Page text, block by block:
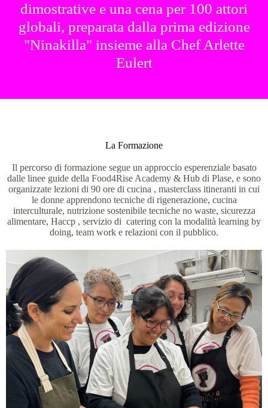
dimostrative e una cena per 100 attori
globali, preparata dalla prima edizione
"Ninakilla" insieme alla Chef Arlette
Eulert
La Formazione
Il percorso di formazione segue un approccio esperenziale basato
dalle linee guide della Food4Rise Academy & Hub di Plase, e sono
organizzate lezioni di 90 ore di cucina , masterclass itineranti in cui
le donne apprendono tecniche di rigenerazione, cucina
interculturale, nutrizione sostenibile tecniche no waste, sicurezza
alimentare, Haccp , servizio di catering con la modalità learning by
doing, team work e relazioni con il pubblico.